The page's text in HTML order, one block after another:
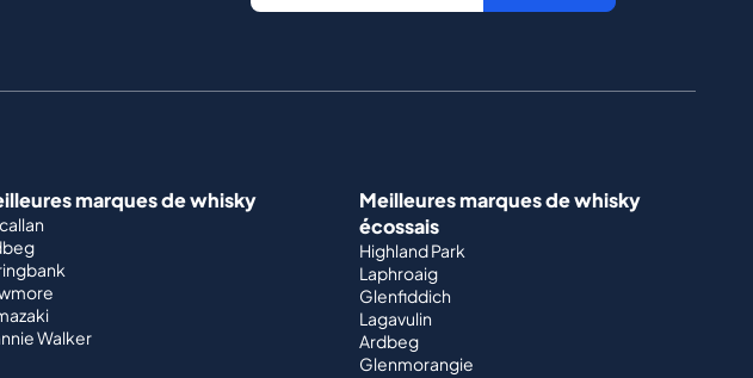
marques de whisky
Walker
Meilleures marques de whisky
écossais
Highland Park
Laphroaig
Glenfiddich
Lagavulin
Ardbeg
Glenmorangie